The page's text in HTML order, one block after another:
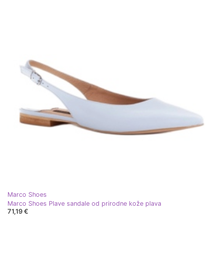
Marco Shoes
Marco Shoes Plave sandale od prirodne kože plava
71,19 €